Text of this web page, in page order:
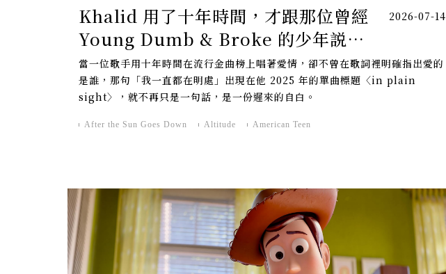
Khalid 用了十年時間，才跟那位曾經
Young Dumb & Broke 的少年説出
「你會沒事的」
2026-07-14
當一位歌手用十年時間在流行金曲榜上唱著愛情，卻不曾在歌詞裡明確指出愛的
是誰，那句「我一直都在明處」出現在他 2025 年的單曲標題〈in plain
sight〉，就不再只是一句話，是一份遲來的自白。
After the Sun Goes Down Altitude American Teen